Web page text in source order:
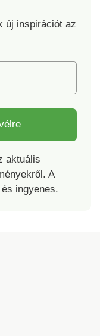
új inspirációt az
aktuális
A
ingyenes.